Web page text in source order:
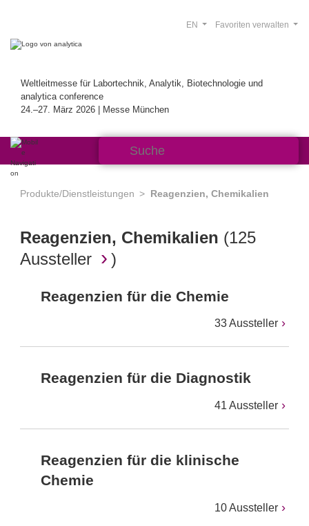
Weltleitmesse für Labortechnik, Analytik, Biotechnologie und
analytica conference
24.–27. März 2026 | Messe München
Favoriten verwalten
EN
Produkte/Dienstleistungen Reagenzien, Chemikalien
Reagenzien, Chemikalien (125
Aussteller
)
Reagenzien für die Chemie
33 Aussteller
Reagenzien für die Diagnostik
41 Aussteller
Reagenzien für die klinische
Chemie
10 Aussteller